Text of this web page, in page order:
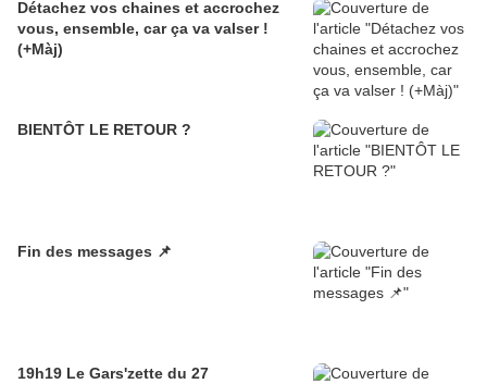
Détachez vos chaines et accrochez
vous, ensemble, car ça va valser !
(+Màj)
BIENTÔT LE RETOUR ?
Fin des messages 📌
19h19 Le Gars'zette du 27